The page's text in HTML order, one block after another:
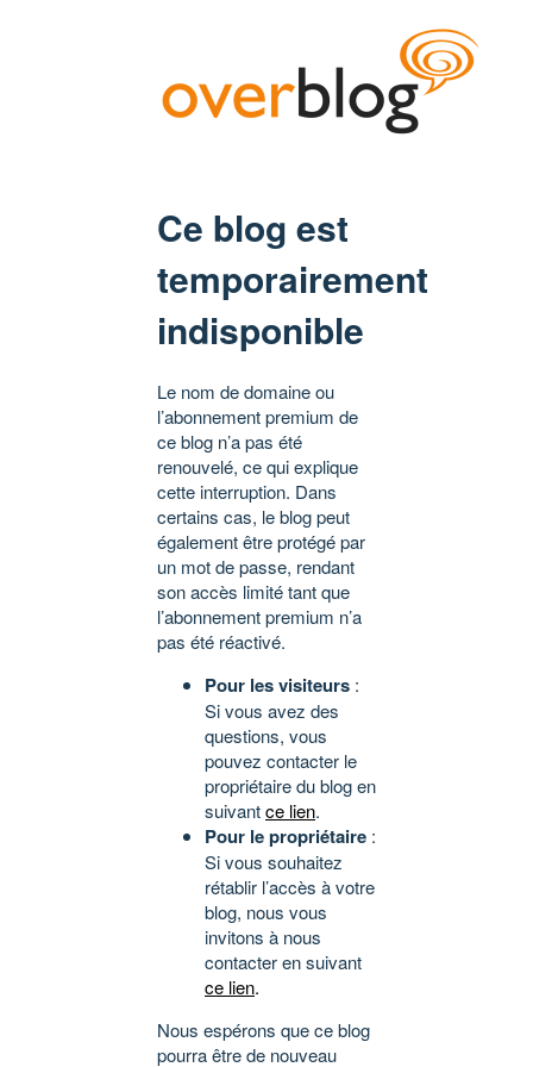
Ce blog est
temporairement
indisponible
Le nom de domaine ou
l’abonnement premium de
ce blog n’a pas été
renouvelé, ce qui explique
cette interruption. Dans
certains cas, le blog peut
également être protégé par
un mot de passe, rendant
son accès limité tant que
l’abonnement premium n’a
pas été réactivé.
Pour les visiteurs :
Si vous avez des
questions, vous
pouvez contacter le
propriétaire du blog en
suivantce lien.
Pour le propriétaire :
Si vous souhaitez
rétablir l’accès à votre
blog, nous vous
invitons à nous
contacter en suivant
ce lien.
Nous espérons que ce blog
pourra être de nouveau